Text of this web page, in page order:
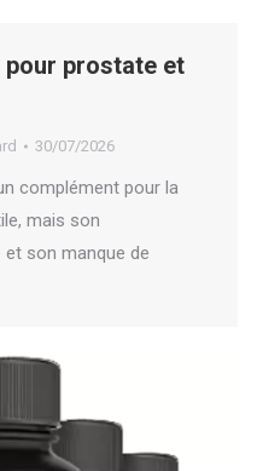
pour prostate et
30/07/2026
complément pour la
mais son
son manque de